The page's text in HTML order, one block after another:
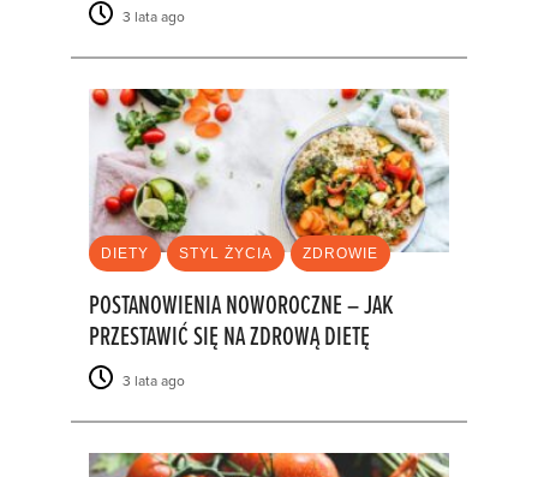
3 lata ago
DIETY STYL ŻYCIA ZDROWIE
POSTANOWIENIA NOWOROCZNE – JAK
PRZESTAWIĆ SIĘ NA ZDROWĄ DIETĘ
3 lata ago